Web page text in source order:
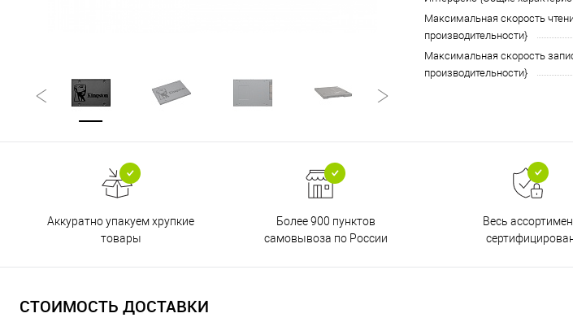
Максимальная скорость
производительности}
Максимальная скорость
производительности}
Аккуратно упакуем хрупкие
товары
Более 900 пунктов
самовывоза по России
Весь
СТОИМОСТЬ ДОСТАВКИ